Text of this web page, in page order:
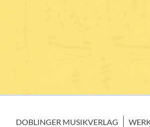
DOBLINGER MUSIKVERLAG